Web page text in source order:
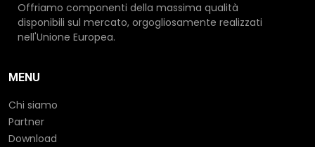
Offriamo componenti della massima qualità
disponibili sul mercato, orgogliosamente realizzati
nell'Unione Europea.
MENU
Chi siamo
Partner
Download